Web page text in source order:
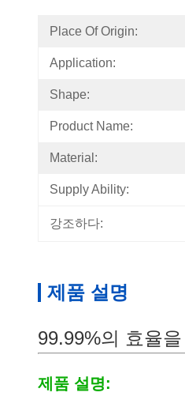
Place Of Origin:
Application:
Shape:
Product Name:
Material:
Supply Ability:
강조하다:
제품 설명
99.99%의 효율
제품 설명: